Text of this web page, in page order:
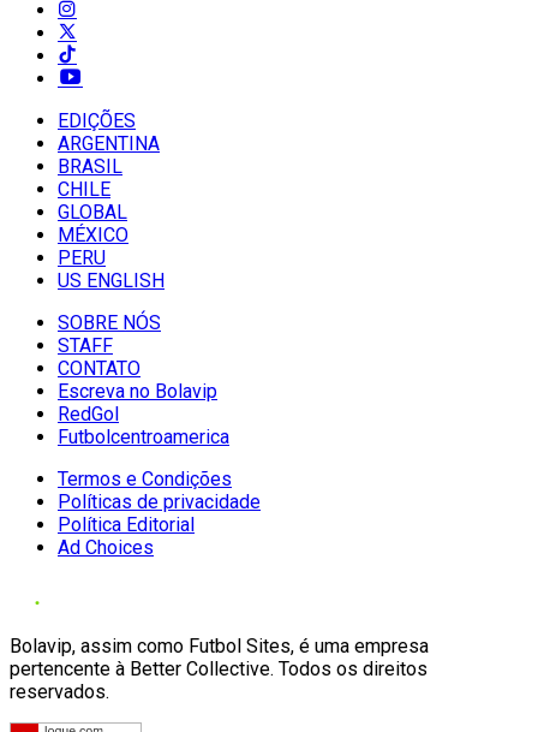
EDIÇÕES
ARGENTINA
BRASIL
CHILE
GLOBAL
MÉXICO
PERU
US ENGLISH
SOBRE NÓS
STAFF
CONTATO
Escreva no Bolavip
RedGol
Futbolcentroamerica
Termos e Condições
Políticas de privacidade
Política Editorial
Ad Choices
Bolavip, assim como Futbol Sites, é uma empresa
pertencente à Better Collective. Todos os direitos
reservados.